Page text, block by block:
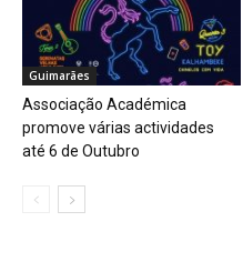
Guimarães
Associação Académica
promove várias actividades
até 6 de Outubro